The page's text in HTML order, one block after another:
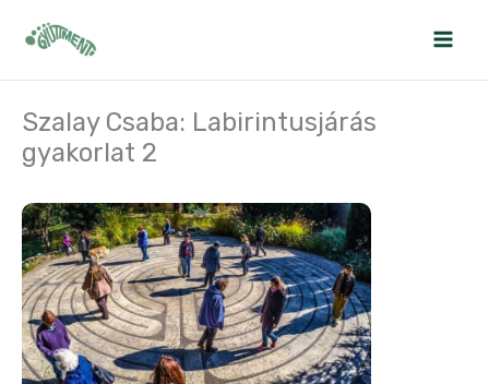
Szalay Csaba: Labirintusjárás
gyakorlat 2